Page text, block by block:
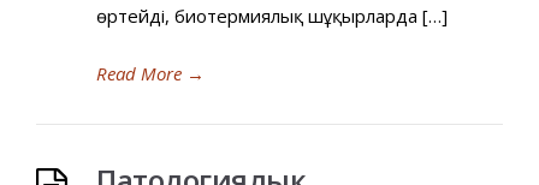
өртейді, биотермиялық шұңқырларда […]
Read More →